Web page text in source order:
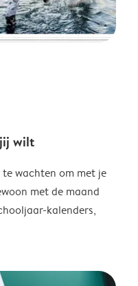
wilt
wachten om met je
met de maand
kalenders,